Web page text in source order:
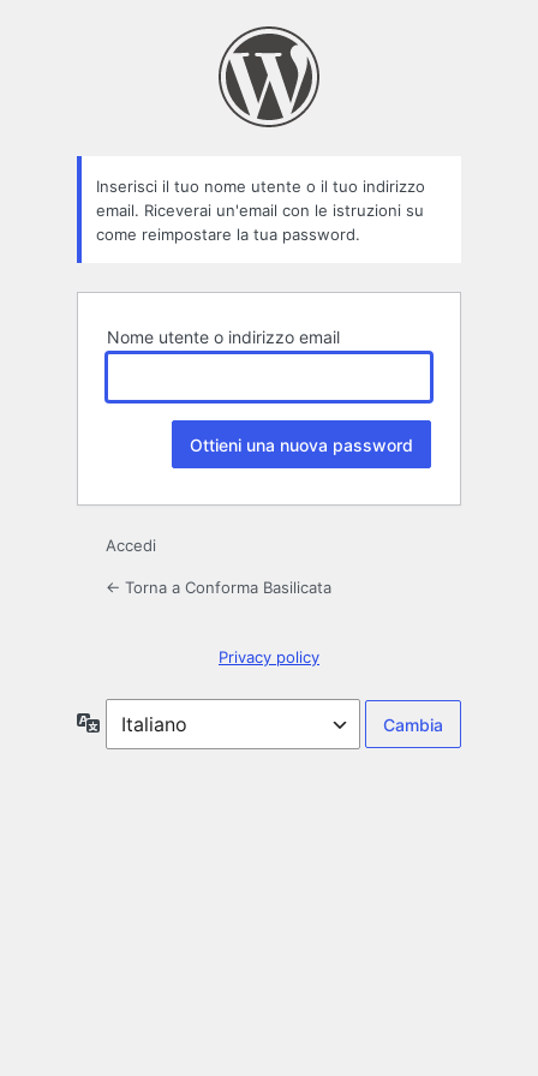
Inserisci il tuo nome utente o il tuo indirizzo
email. Riceverai un'email con le istruzioni su
come reimpostare la tua password.
Nome utente o indirizzo email
Accedi
← Torna a Conforma Basilicata
Privacy policy
Lingua